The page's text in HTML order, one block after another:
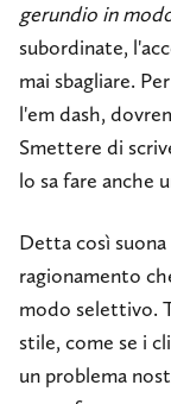
gerundio in
subordinate,
mai sbagliare.
l'em dash,
Smettere di
lo sa fare anche
Detta così
ragionamento
modo selettivo.
stile, come se i
un problema